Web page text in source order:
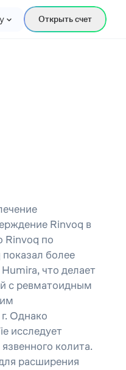
Открыть счет
Rinvoq в
Rinvoq по
более
что делает
с ревматоидным
Однако
исследует
колита.
расширения